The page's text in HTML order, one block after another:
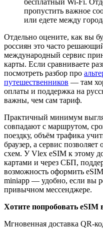
бесплатный Wi‑Fi.
пропустить важное
или едете между
Отдельно оцените, как вы
россиян это часто
международный сервис
карты. Если сравниваете
посмотреть разбор про
путешественников — там
оплаты и поддержка на
важны, чем сам тариф.
Практичный минимум
совпадают с маршрутом,
поездку, объём трафика
браузер, а сервис
схем. У Vlex eSIM к этому
картами и через СБП,
возможность оформить
miniapp — удобно, если вы
привычном мессенджере.
Хотите попробовать eSIM
Мгновенная доставка QR-